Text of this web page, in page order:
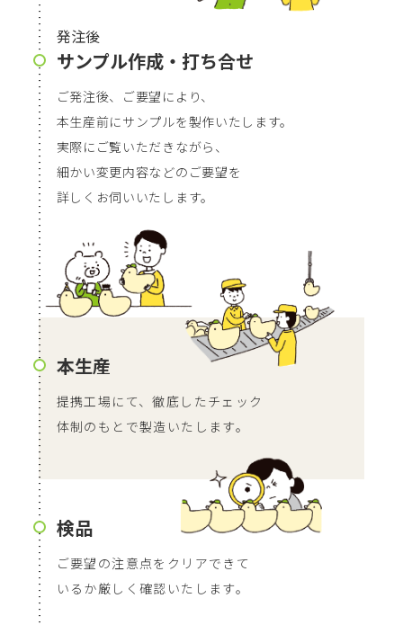
発注後
サンプル作成・打ち合せ
ご発注後、ご要望により、
本生産前にサンプルを製作いたします。
実際にご覧いただきながら、
細かい変更内容などの ご要望を
詳しくお伺いいたします。
本生産
提携工場にて、徹底したチェック
体制のもとで製造いたします。
検品
ご要望の注意点をクリアできて
いるか厳しく確認いたします。